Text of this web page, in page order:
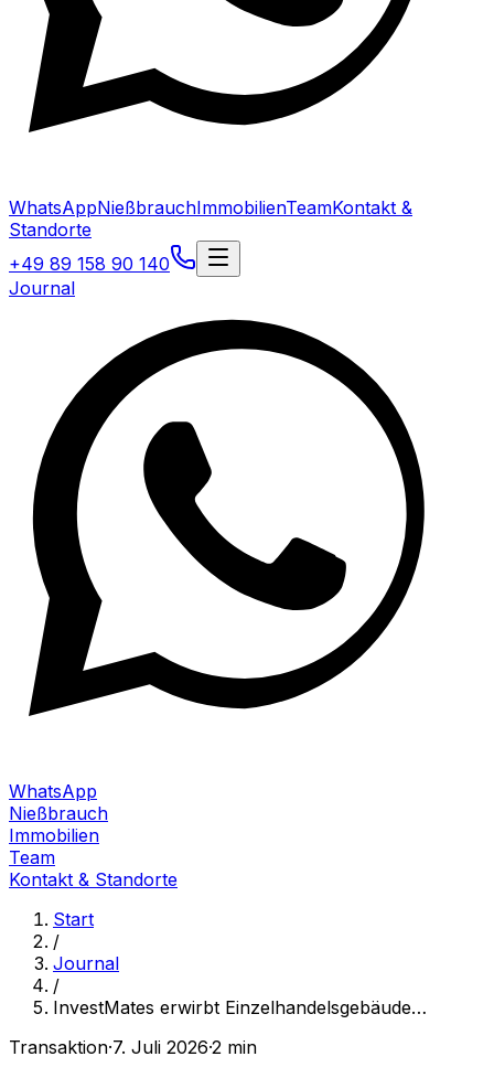
WhatsAppNießbrauchImmobilienTeamKontakt &
Standorte
+49 89 158 90 140
Journal
WhatsApp
Nießbrauch
Immobilien
Team
Kontakt & Standorte
Start
/
Journal
/
InvestMates erwirbt Einzelhandelsgebäude…
Transaktion·7. Juli 2026·2 min